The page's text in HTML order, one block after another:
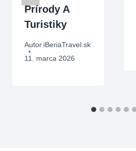
Prírody A
Turistiky
Autor iBeriaTravel.sk
11. marca 2026